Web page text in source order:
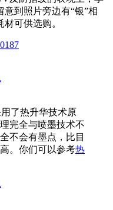
到照片旁边有“银”相
可供选购。
用了热升华技术原
完全与喷墨技术不
不会有墨点，比目
。你们可以参考热